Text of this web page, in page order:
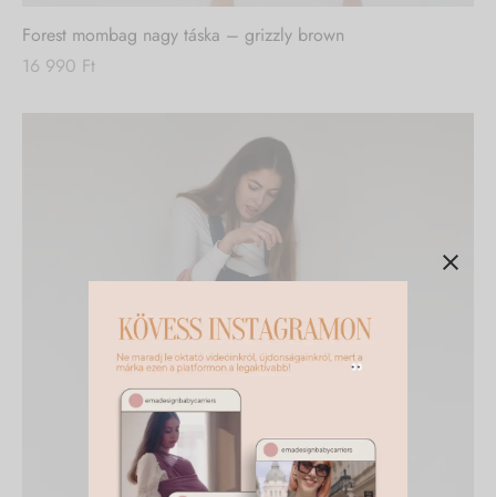
Nincs készleten
Forest mombag nagy táska – grizzly brown
16 990 Ft